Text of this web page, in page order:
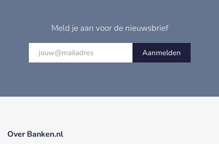
Meld je aan voor de nieuwsbrief
Aanmelden
Over Banken.nl